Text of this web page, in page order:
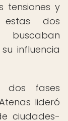
tensiones y
estas dos
buscaban
influencia
dos fases
lideró
ciudades-